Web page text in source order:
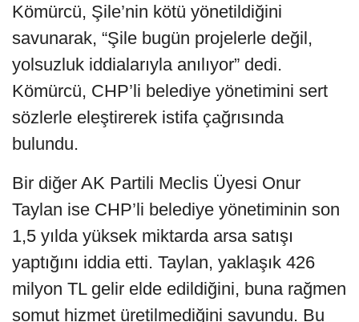
Kömürcü, Şile’nin kötü yönetildiğini
savunarak, “Şile bugün projelerle değil,
yolsuzluk iddialarıyla anılıyor” dedi.
Kömürcü, CHP’li belediye yönetimini sert
sözlerle eleştirerek istifa çağrısında
bulundu.
Bir diğer AK Partili Meclis Üyesi Onur
Taylan ise CHP’li belediye yönetiminin son
1,5 yılda yüksek miktarda arsa satışı
yaptığını iddia etti. Taylan, yaklaşık 426
milyon TL gelir elde edildiğini, buna rağmen
somut hizmet üretilmediğini savundu. Bu